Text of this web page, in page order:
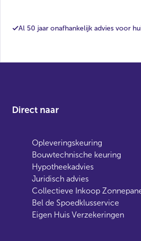
Al 50 jaar onafhankelijk advies voor
Direct naar
Opleveringskeuring
Bouwtechnische keuring
Hypotheekadvies
Juridisch advies
Collectieve Inkoop
Bel de Spoedklusservice
Eigen Huis Verzekeringen